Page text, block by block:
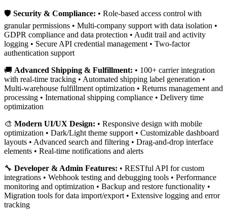
🛡️ Security & Compliance: • Role-based access control with
granular permissions • Multi-company support with data isolation •
GDPR compliance and data protection • Audit trail and activity
logging • Secure API credential management • Two-factor
authentication support
🚚 Advanced Shipping & Fulfillment: • 100+ carrier integration
with real-time tracking • Automated shipping label generation •
Multi-warehouse fulfillment optimization • Returns management and
processing • International shipping compliance • Delivery time
optimization
🎨 Modern UI/UX Design: • Responsive design with mobile
optimization • Dark/Light theme support • Customizable dashboard
layouts • Advanced search and filtering • Drag-and-drop interface
elements • Real-time notifications and alerts
🔧 Developer & Admin Features: • RESTful API for custom
integrations • Webhook testing and debugging tools • Performance
monitoring and optimization • Backup and restore functionality •
Migration tools for data import/export • Extensive logging and error
tracking